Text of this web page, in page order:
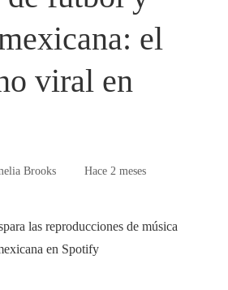
el
viral en
Brooks Hace 2 meses